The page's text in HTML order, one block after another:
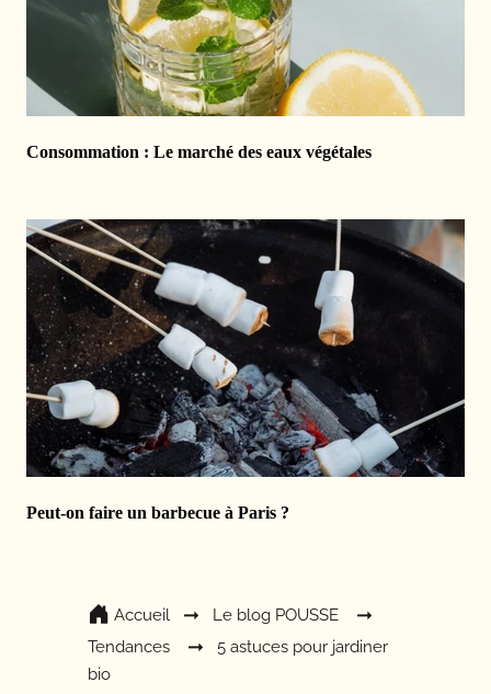
Consommation : Le marché des eaux végétales
Peut-on faire un barbecue à Paris ?
Accueil
Le blog POUSSE
Tendances
5 astuces pour jardiner
bio